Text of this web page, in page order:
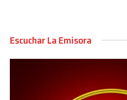
Escuchar La Emisora